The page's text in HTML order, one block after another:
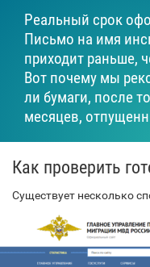
Реальный срок
Письмо на имя
приходит раньше,
Вот почему мы
ли бумаги, после
месяцев,
Как проверить
Существует несколько